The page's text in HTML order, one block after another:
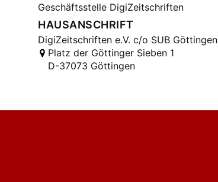
Geschäftsstelle DigiZeitschriften
HAUSANSCHRIFT
DigiZeitschriften e.V. c/o SUB Göttingen
Platz der Göttinger Sieben 1
D-37073 Göttingen